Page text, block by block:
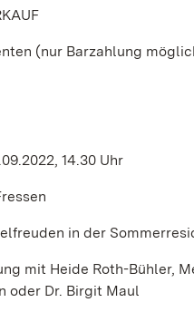
(nur Barzahlung
14.30 Uhr
in der
mit Heide Roth-Bühler,
oder Dr. Birgit Maul